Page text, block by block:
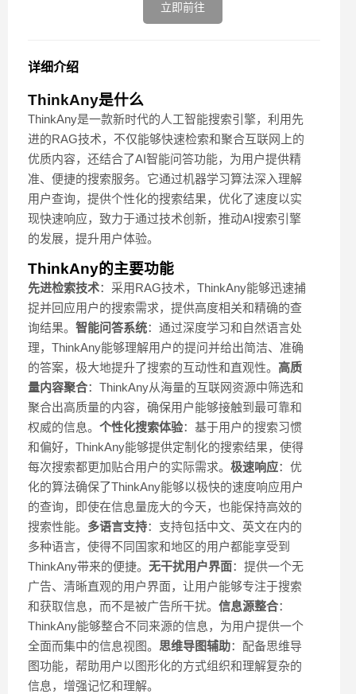
立即前往
详细介绍
ThinkAny是什么
ThinkAny是一款新时代的人工智能搜索引擎，利用先
进的RAG技术，不仅能够快速检索和聚合互联网上的
优质内容，还结合了AI智能问答功能，为用户提供精
准、便捷的搜索服务。它通过机器学习算法深入理解
用户查询，提供个性化的搜索结果，优化了速度以实
现快速响应，致力于通过技术创新，推动AI搜索引擎
的发展，提升用户体验。
ThinkAny的主要功能
先进检索技术：采用RAG技术，ThinkAny能够迅速捕
捉并回应用户的搜索需求，提供高度相关和精确的查
询结果。 智能问答系统：通过深度学习和自然语言处
理，ThinkAny能够理解用户的提问并给出简洁、准确
的答案，极大地提升了搜索的互动性和直观性。 高质
量内容聚合：ThinkAny从海量的互联网资源中筛选和
聚合出高质量的内容，确保用户能够接触到最可靠和
权威的信息。 个性化搜索体验：基于用户的搜索习惯
和偏好，ThinkAny能够提供定制化的搜索结果，使得
每次搜索都更加贴合用户的实际需求。 极速响应：优
化的算法确保了ThinkAny能够以极快的速度响应用户
的查询，即使在信息量庞大的今天，也能保持高效的
搜索性能。 多语言支持：支持包括中文、英文在内的
多种语言，使得不同国家和地区的用户都能享受到
ThinkAny带来的便捷。 无干扰用户界面：提供一个无
广告、清晰直观的用户界面，让用户能够专注于搜索
和获取信息，而不是被广告所干扰。 信息源整合：
ThinkAny能够整合不同来源的信息，为用户提供一个
全面而集中的信息视图。 思维导图辅助：配备思维导
图功能，帮助用户以图形化的方式组织和理解复杂的
信息，增强记忆和理解。